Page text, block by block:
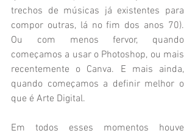
trechos de músicas já existentes para
compor outras, lá no fim dos anos 70).
Ou com menos fervor, quando
começamos a usar o Photoshop, ou mais
recentemente o Canva. E mais ainda,
quando começamos a definir melhor o
que é Arte Digital.